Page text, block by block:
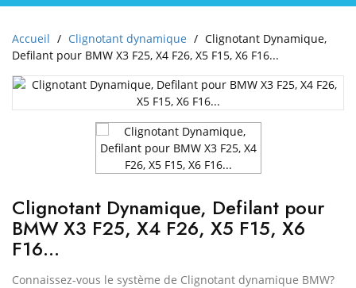
Accueil Clignotant dynamique
Clignotant Dynamique,
Defilant pour BMW X3 F25, X4 F26, X5 F15, X6 F16...
Clignotant Dynamique, Defilant pour
BMW X3 F25, X4 F26, X5 F15, X6
F16...
Connaissez-vous le système de Clignotant dynamique BMW?